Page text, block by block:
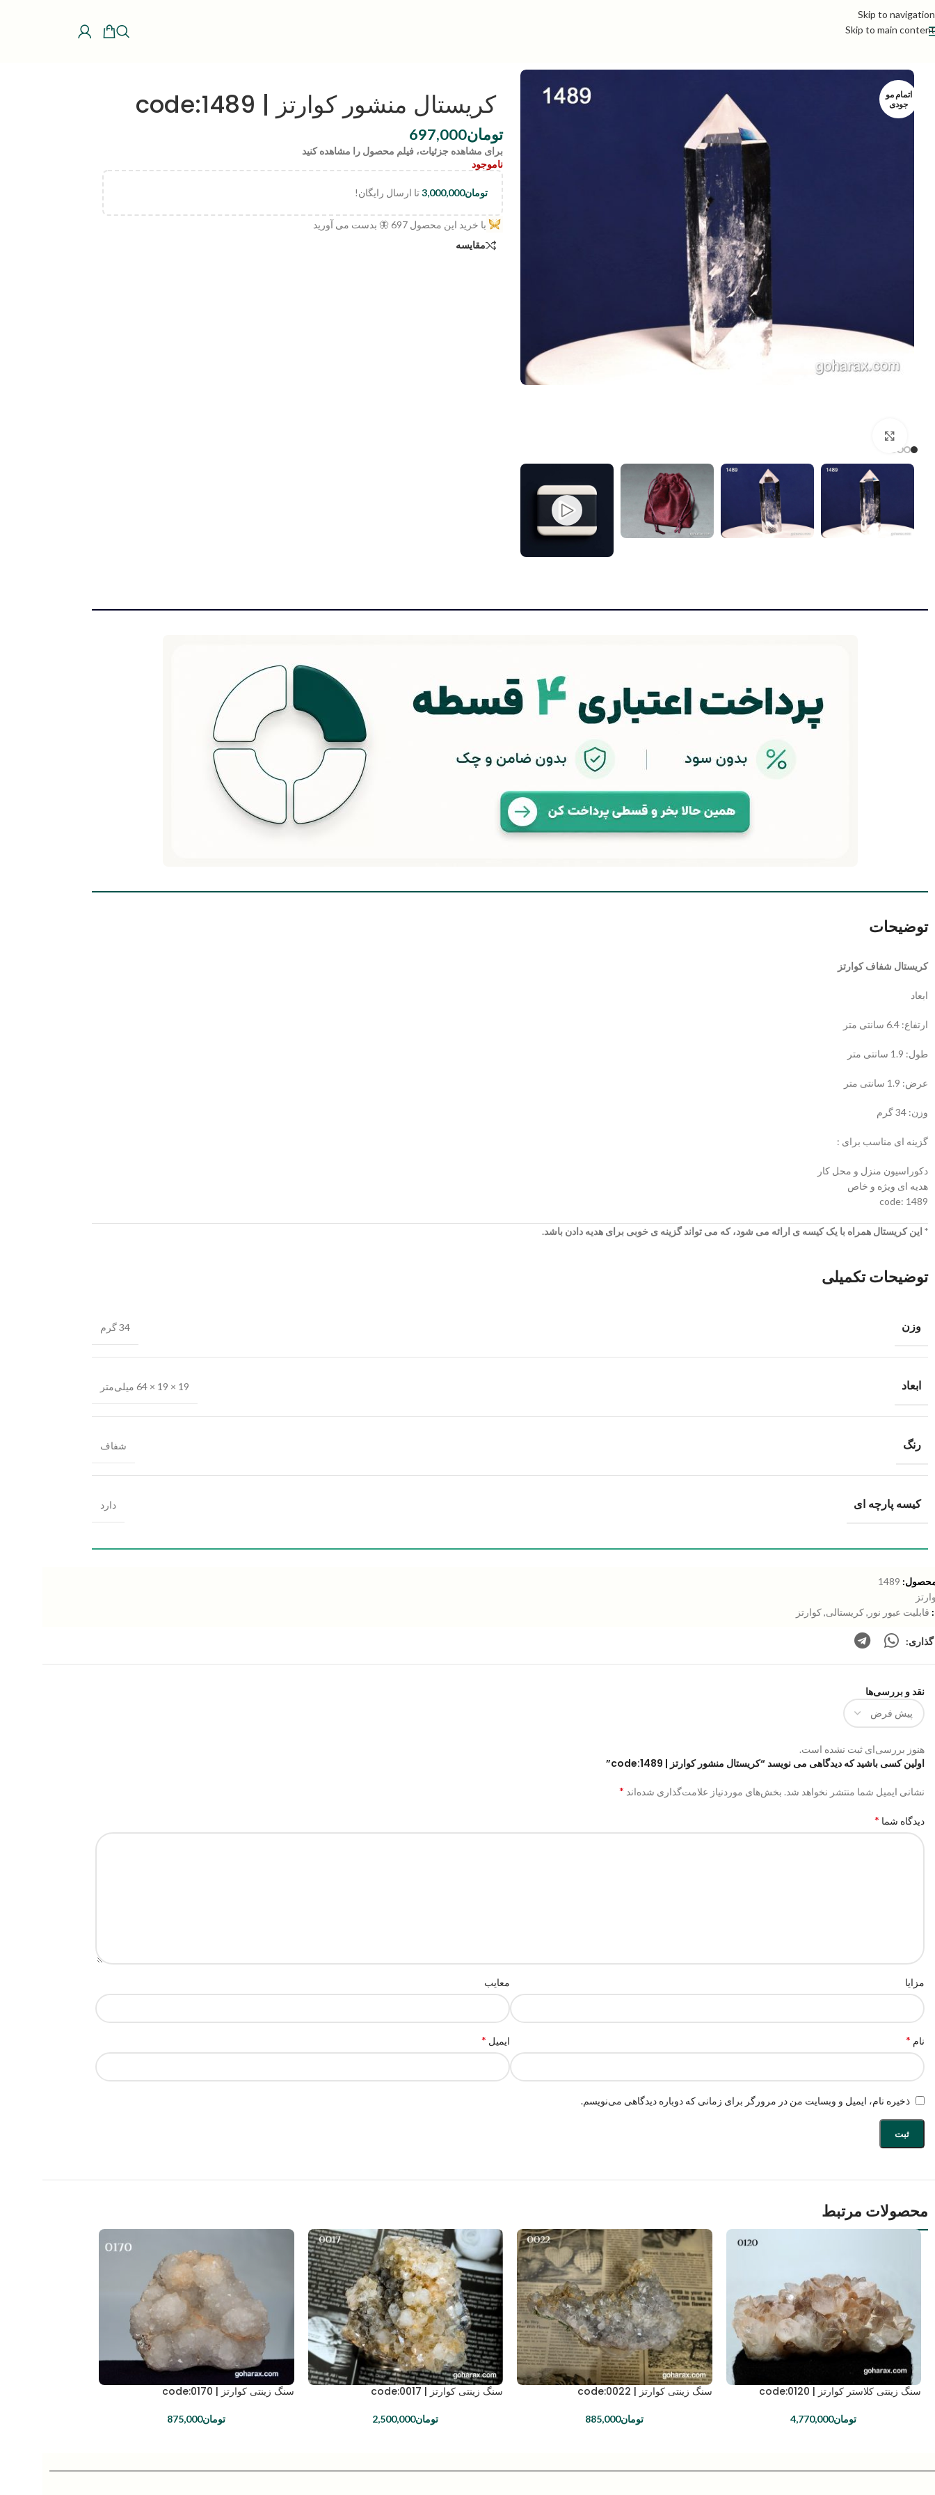
Skip to navigation
Skip to main content
اتمام مو
جودی
کریستال منشور کوارتز | code:1489
تومان697,000
برای مشاهده جزئیات، فیلم محصول را مشاهده کنید
ناموجود
تومان3,000,000تا ارسال رایگان!
با خرید این محصول 697 🦋 بدست می آورید
مقایسه
توضیحات
کریستال شفاف کوارتز
ابعاد
ارتفاع: 6.4 سانتی متر
طول: 1.9 سانتی متر
عرض: 1.9 سانتی متر
وزن: 34 گرم
گزینه ای مناسب برای :
دکوراسیون منزل و محل کار
هدیه ای ویژه و خاص
code: 1489
* این کریستال همراه با یک کیسه ی ارائه می شود، که می تواند گزینه ی خوبی برای هدیه دادن باشد.
توضیحات تکمیلی
وزن 34 گرم
ابعاد 19 × 19 × 64 میلی‌متر
رنگ شفاف
کیسه پارچه ای دارد
1489
قابلیت عبور نور ,کریستالی,کوارتز
نقد و بررسی‌ها
هنوز بررسی‌ای ثبت نشده است.
اولین کسی باشید که دیدگاهی می نویسد “کریستال منشور کوارتز | code:1489”
نشانی ایمیل شما منتشر نخواهد شد. بخش‌های موردنیاز علامت‌گذاری شده‌اند *
دیدگاه شما *
مزایا معایب
نام * ایمیل *
ذخیره نام، ایمیل و وبسایت من در مرورگر برای زمانی که دوباره دیدگاهی می‌نویسم.
محصولات مرتبط
سنگ زینتی کلاستر کوارتز | code:0120
تومان4,770,000
سنگ زینتی کوارتز | code:0022
تومان885,000
سنگ زینتی کوارتز | code:0017
تومان2,500,000
سنگ زینتی کوارتز | code:0170
تومان875,000